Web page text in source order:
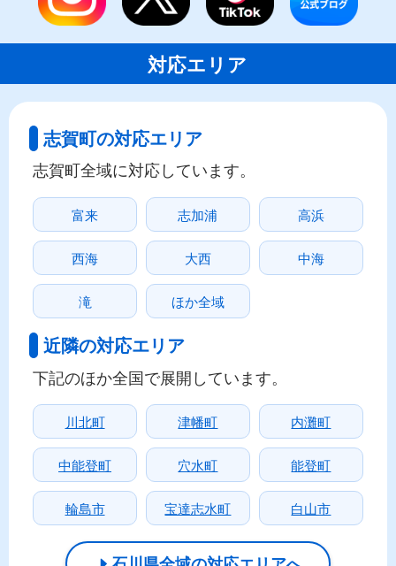
対応エリア
志賀町の対応エリア
志賀町全域に対応しています。
富来 志加浦 高浜
西海 大西 中海
滝 ほか全域
近隣の対応エリア
下記のほか全国で展開しています。
川北町 津幡町 内灘町
中能登町 穴水町 能登町
輪島市 宝達志水町 白山市